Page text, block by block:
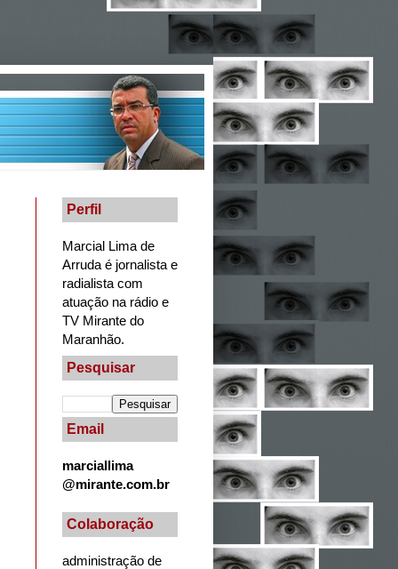
Perfil
Marcial Lima de
Arruda é jornalista e
radialista com
atuação na rádio e
TV Mirante do
Maranhão.
Pesquisar
Email
marciallima
@mirante.com.br
Colaboração
administração de